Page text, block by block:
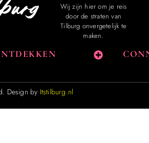
Wij zijn hier om je reis
door de straten van
Tilburg onvergetelijk te
maken.
Design by Itstilburg.nl